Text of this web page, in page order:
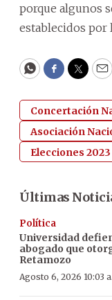
porque algunos
establecidos por
WhatsApp
Facebook
Concertación
Asociación
Elecciones 2023
Últimas
Política
Universidad
abogado que
Retamozo
Agosto 6, 2026 10:03